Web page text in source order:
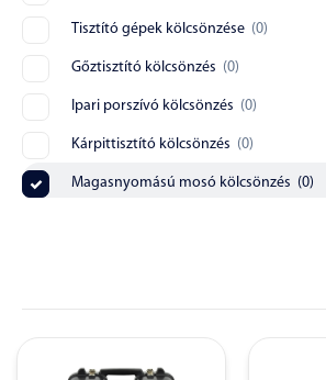
Tisztító gépek kölcsönzése (0)
Gőztisztító kölcsönzés (0)
Ipari porszívó kölcsönzés (0)
Kárpittisztító kölcsönzés (0)
Magasnyomású mosó kölcsönzés (0)